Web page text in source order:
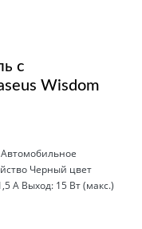
с
Wisdom
Черный цвет
А Выход: 15 Вт (макс.)